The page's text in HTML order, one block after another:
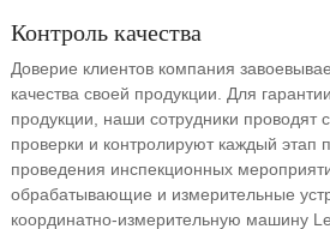
Контроль качества
Доверие клиентов компания
качества своей продукции. Для
продукции, наши сотрудники проводят
проверки и контролируют каждый этап
проведения инспекционных
обрабатывающие и измерительные
координатно-измерительную машину